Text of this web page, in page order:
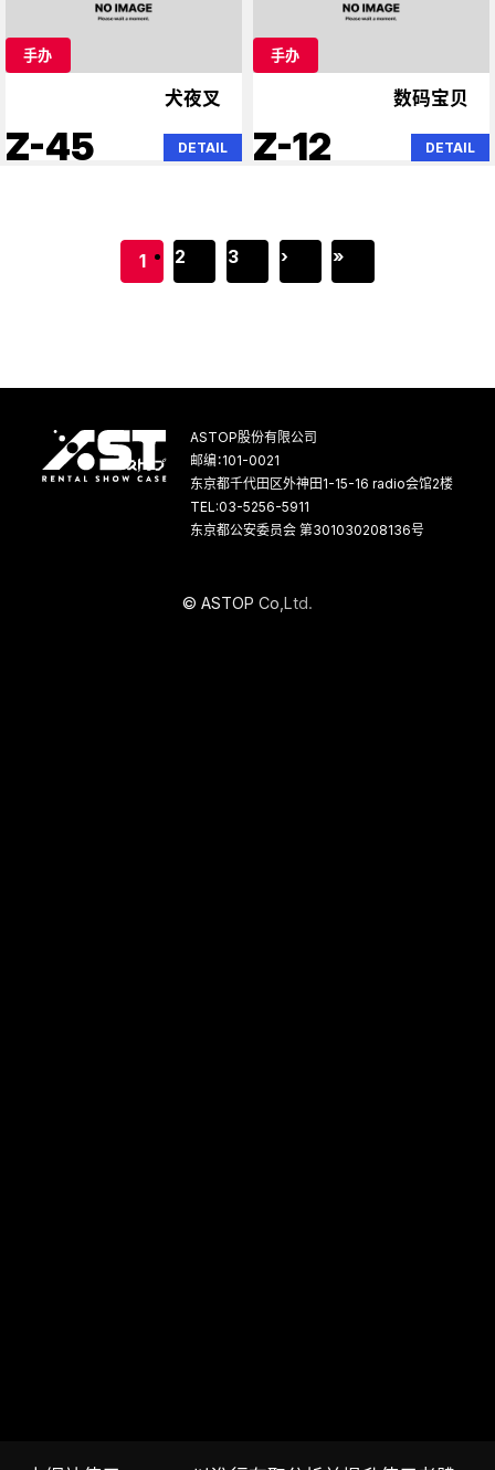
手办
犬夜叉
Z-45 DETAIL
手办
数码宝贝
Z-12 DETAIL
1 2 3 › »
ASTOP股份有限公司
邮编：101-0021
东京都千代田区外神田1-15-16 radio会馆2楼
TEL:03-5256-5911
东京都公安委员会 第301030208136号
© ASTOP Co Ltd.